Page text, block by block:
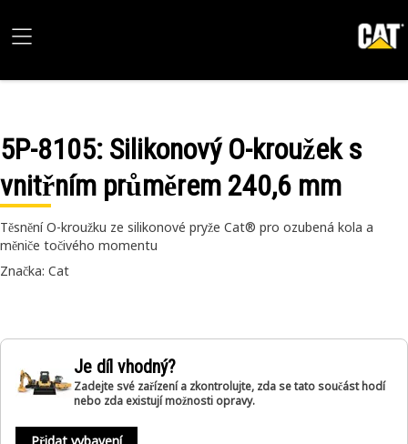
5P-8105: Silikonový O-kroužek s
vnitřním průměrem 240,6 mm
Těsnění O-kroužku ze silikonové pryže Cat® pro ozubená kola a
měniče točivého momentu
Značka: Cat
Je díl vhodný?
Zadejte své zařízení a zkontrolujte, zda se tato součást hodí
nebo zda existují možnosti opravy.